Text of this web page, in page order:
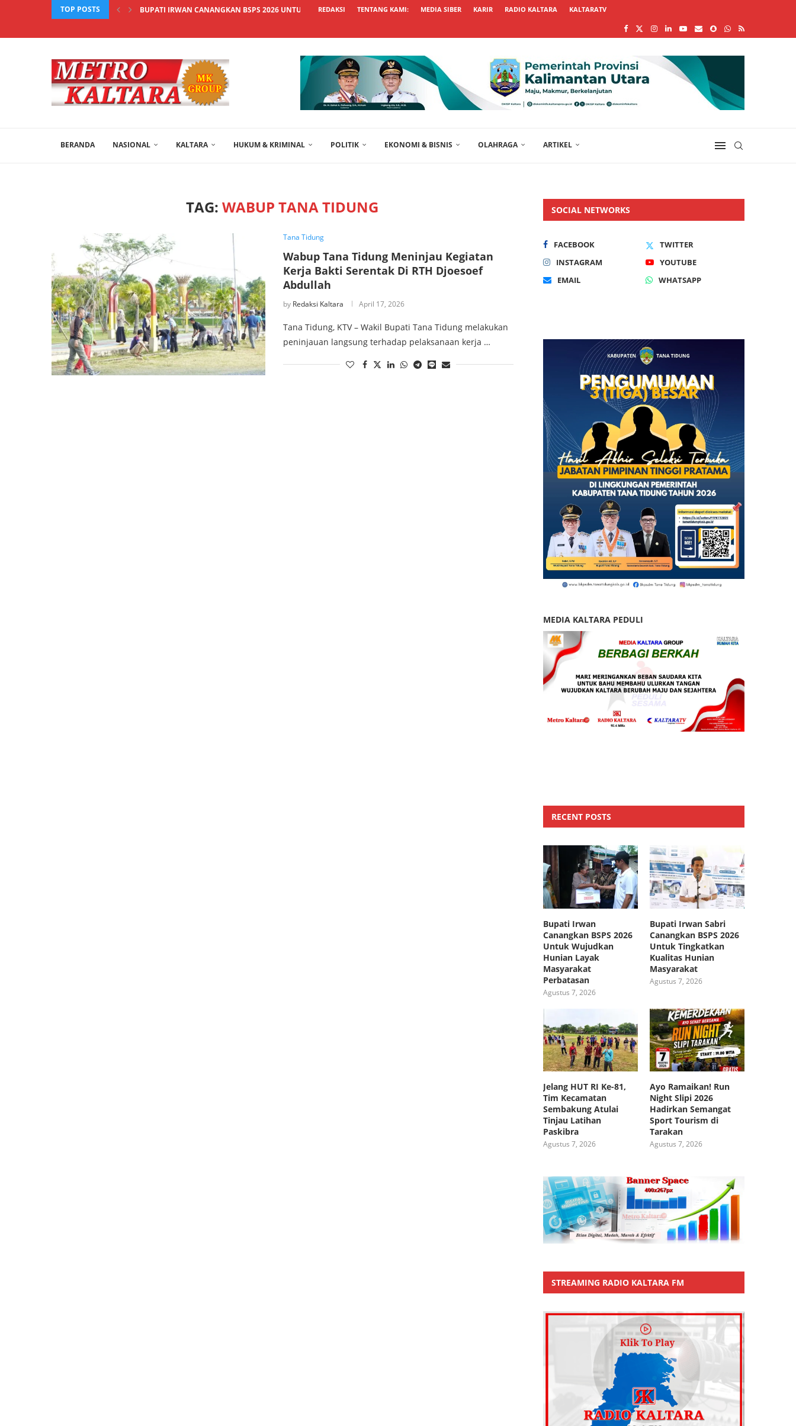
TOP POSTS BUPATI IRWAN CANANGKAN BSPS 2026 UNTUK WUJUDKAN HUNIAN...
REDAKSI TENTANG KAMI: MEDIA SIBER KARIR RADIO KALTARA KALTARATV
BERANDA NASIONAL KALTARA HUKUM & KRIMINAL POLITIK EKONOMI & BISNIS OLAHRAGA ARTIKEL
TAG:WABUP TANA TIDUNG
Tana Tidung
Wabup Tana Tidung Meninjau Kegiatan
Kerja Bakti Serentak Di RTH Djoesoef
Abdullah
by Redaksi Kaltara April 17, 2026
Tana Tidung, KTV – Wakil Bupati Tana Tidung melakukan
peninjauan langsung terhadap pelaksanaan kerja …
SOCIAL NETWORKS
FACEBOOK
TWITTER
INSTAGRAM
YOUTUBE
EMAIL
WHATSAPP
MEDIA KALTARA PEDULI
RECENT POSTS
Bupati Irwan
Canangkan BSPS 2026
Untuk Wujudkan
Hunian Layak
Masyarakat
Perbatasan
Agustus 7, 2026
Bupati Irwan Sabri
Canangkan BSPS 2026
Untuk Tingkatkan
Kualitas Hunian
Masyarakat
Agustus 7, 2026
Jelang HUT RI Ke-81,
Tim Kecamatan
Sembakung Atulai
Tinjau Latihan
Paskibra
Agustus 7, 2026
Ayo Ramaikan! Run
Night Slipi 2026
Hadirkan Semangat
Sport Tourism di
Tarakan
Agustus 7, 2026
STREAMING RADIO KALTARA FM